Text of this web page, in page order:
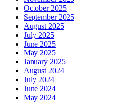
October 2025
September 2025
August 2025
July 2025
June 2025
May 2025
January 2025
August 2024
July 2024
June 2024
May 2024